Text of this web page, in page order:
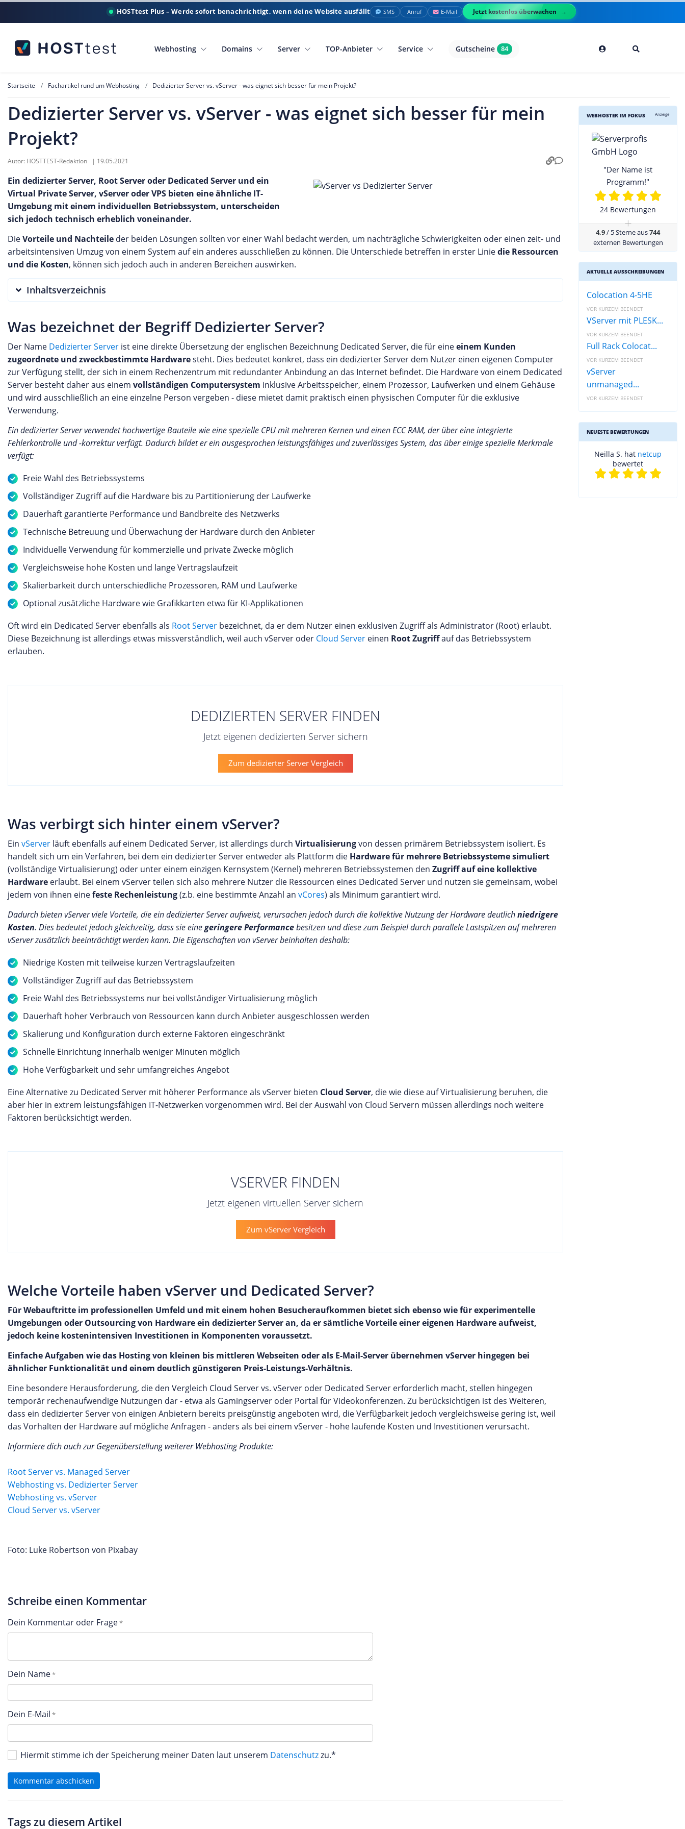
HOSTtest Plus – Werde sofort benachrichtigt, wenn deine Website ausfällt SMS Anruf E-Mail Jetzt kostenlos überwachen
Webhosting Domains Server TOP-Anbieter Service Gutscheine 84
Startseite Fachartikel rund um Webhosting Dedizierter Server vs. vServer - was eignet sich besser für mein Projekt?
Dedizierter Server vs. vServer - was eignet sich besser für mein
Projekt?
Autor: HOSTTEST-Redaktion | 19.05.2021
Ein dedizierter Server, Root Server oder Dedicated Server und ein
Virtual Private Server, vServer oder VPS bieten eine ähnliche IT-
Umgebung mit einem individuellen Betriebssystem, unterscheiden
sich jedoch technisch erheblich voneinander.
DieVorteile und Nachteile der beiden Lösungen sollten vor einer Wahl bedacht werden, um nachträgliche Schwierigkeiten oder einen zeit- und
arbeitsintensiven Umzug von einem System auf ein anderes ausschließen zu können. Die Unterschiede betreffen in erster Liniedie Ressourcen
und die Kosten, können sich jedoch auch in anderen Bereichen auswirken.
Inhaltsverzeichnis
Was bezeichnet der Begriff Dedizierter Server?
Der Name Dedizierter Server ist eine direkte Übersetzung der englischen Bezeichnung Dedicated Server, die für eineeinem Kunden
zugeordnete und zweckbestimmte Hardwaresteht. Dies bedeutet konkret, dass ein dedizierter Server dem Nutzer einen eigenen Computer
zur Verfügung stellt, der sich in einem Rechenzentrum mit redundanter Anbindung an das Internet befindet. Die Hardware von einem Dedicated
Server besteht daher aus einem vollständigen Computersystem inklusive Arbeitsspeicher, einem Prozessor, Laufwerken und einem Gehäuse
und wird ausschließlich an eine einzelne Person vergeben - diese mietet damit praktisch einen physischen Computer für die exklusive
Verwendung.
Ein dedizierter Server verwendet hochwertige Bauteile wie eine spezielle CPU mit mehreren Kernen und einen ECC RAM, der über eine integrierte
Fehlerkontrolle und -korrektur verfügt. Dadurch bildet er ein ausgesprochen leistungsfähiges und zuverlässiges System, das über einige spezielle Merkmale
verfügt:
Freie Wahl des Betriebssystems
Vollständiger Zugriff auf die Hardware bis zu Partitionierung der Laufwerke
Dauerhaft garantierte Performance und Bandbreite des Netzwerks
Technische Betreuung und Überwachung der Hardware durch den Anbieter
Individuelle Verwendung für kommerzielle und private Zwecke möglich
Vergleichsweise hohe Kosten und lange Vertragslaufzeit
Skalierbarkeit durch unterschiedliche Prozessoren, RAM und Laufwerke
Optional zusätzliche Hardware wie Grafikkarten etwa für KI-Applikationen
Oft wird ein Dedicated Server ebenfalls als Root Server bezeichnet, da er dem Nutzer einen exklusiven Zugriff als Administrator (Root) erlaubt.
Diese Bezeichnung ist allerdings etwas missverständlich, weil auch vServer oder Cloud Server einen Root Zugriffauf das Betriebssystem
erlauben.
DEDIZIERTEN SERVER FINDEN
Jetzt eigenen dedizierten Server sichern
Zum dedizierter Server Vergleich
Was verbirgt sich hinter einem vServer?
Ein vServer läuft ebenfalls auf einem Dedicated Server, ist allerdings durch Virtualisierungvon dessen primärem Betriebssystem isoliert. Es
handelt sich um ein Verfahren, bei dem ein dedizierter Server entweder als Plattform die Hardware für mehrere Betriebssysteme simuliert
(vollständige Virtualisierung) oder unter einem einzigen Kernsystem (Kernel) mehreren Betriebssystemen den Zugriff auf eine kollektive
Hardware erlaubt. Bei einem vServer teilen sich also mehrere Nutzer die Ressourcen eines Dedicated Server und nutzen sie gemeinsam, wobei
jedem von ihnen einefeste Rechenleistung(z.b. eine bestimmte Anzahl an vCores) als Minimum garantiert wird.
Dadurch bieten vServer viele Vorteile, die ein dedizierter Server aufweist, verursachen jedoch durch die kollektive Nutzung der Hardware deutlichniedrigere
Kosten. Dies bedeutet jedoch gleichzeitig, dass sie einegeringere Performancebesitzen und diese zum Beispiel durch parallele Lastspitzen auf mehreren
vServer zusätzlich beeinträchtigt werden kann. Die Eigenschaften von vServer beinhalten deshalb:
Niedrige Kosten mit teilweise kurzen Vertragslaufzeiten
Vollständiger Zugriff auf das Betriebssystem
Freie Wahl des Betriebssystems nur bei vollständiger Virtualisierung möglich
Dauerhaft hoher Verbrauch von Ressourcen kann durch Anbieter ausgeschlossen werden
Skalierung und Konfiguration durch externe Faktoren eingeschränkt
Schnelle Einrichtung innerhalb weniger Minuten möglich
Hohe Verfügbarkeit und sehr umfangreiches Angebot
Eine Alternative zu Dedicated Server mit höherer Performance als vServer bieten Cloud Server, die wie diese auf Virtualisierung beruhen, die
aber hier in extrem leistungsfähigen IT-Netzwerken vorgenommen wird. Bei der Auswahl von Cloud Servern müssen allerdings noch weitere
Faktoren berücksichtigt werden.
VSERVER FINDEN
Jetzt eigenen virtuellen Server sichern
Zum vServer Vergleich
Welche Vorteile haben vServer und Dedicated Server?
Für Webauftritte im professionellen Umfeld und mit einem hohen Besucheraufkommen bietet sich ebenso wie für experimentelle
Umgebungen oder Outsourcing von Hardware ein dedizierter Server an, da er sämtliche Vorteile einer eigenen Hardware aufweist,
jedoch keine kostenintensiven Investitionen in Komponenten voraussetzt.
Einfache Aufgaben wie das Hosting von kleinen bis mittleren Webseiten oder als E-Mail-Server übernehmen vServer hingegen bei
ähnlicher Funktionalität und einem deutlich günstigeren Preis-Leistungs-Verhältnis.
Eine besondere Herausforderung, die den Vergleich Cloud Server vs. vServer oder Dedicated Server erforderlich macht, stellen hingegen
temporär rechenaufwendige Nutzungen dar - etwa als Gamingserver oder Portal für Videokonferenzen. Zu berücksichtigen ist des Weiteren,
dass ein dedizierter Server von einigen Anbietern bereits preisgünstig angeboten wird, die Verfügbarkeit jedoch vergleichsweise gering ist, weil
das Vorhalten der Hardware auf mögliche Anfragen - anders als bei einem vServer - hohe laufende Kosten und Investitionen verursacht.
Informiere dich auch zur Gegenüberstellung weiterer Webhosting Produkte:
Root Server vs. Managed Server
Webhosting vs. Dedizierter Server
Webhosting vs. vServer
Cloud Server vs. vServer
Foto: Luke Robertson von Pixabay
Schreibe einen Kommentar
Dein Kommentar oder Frage
Dein Name
Dein E-Mail
Hiermit stimme ich der Speicherung meiner Daten laut unserem Datenschutzzu.*
Kommentar abschicken
Tags zu diesem Artikel
WEBHOSTER IM FOKUS Anzeige
"Der Name ist
Programm!"
24 Bewertungen
+
4,9/ 5 Sterne aus744
externen Bewertungen
AKTUELLE AUSSCHREIBUNGEN
Colocation 4-5HE
VOR KURZEM BEENDET
VServer mit PLESK...
VOR KURZEM BEENDET
Full Rack Colocat...
VOR KURZEM BEENDET
vServer
unmanaged...
VOR KURZEM BEENDET
NEUESTE BEWERTUNGEN
Neilla S. hat netcup
bewertet